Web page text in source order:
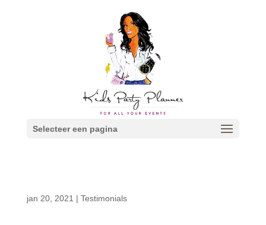
Selecteer een pagina
jan 20, 2021 | Testimonials